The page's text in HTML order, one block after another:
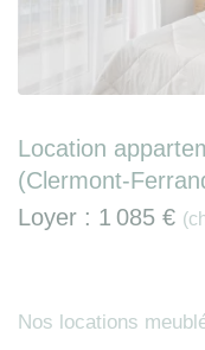
Location
(Clermont-
Loyer : 1 085 €
Nos locations